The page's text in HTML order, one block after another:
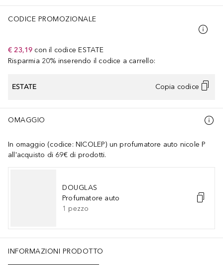
CODICE PROMOZIONALE
€ 23,19 con il codice ESTATE
Risparmia 20% inserendo il codice a carrello:
ESTATE Copia codice
OMAGGIO
In omaggio (codice: NICOLEP) un profumatore auto nicole P
all'acquisto di 69€ di prodotti.
DOUGLAS
Profumatore auto
1 pezzo
INFORMAZIONI PRODOTTO